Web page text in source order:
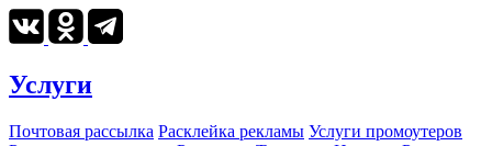
Услуги
Почтовая рассылка Расклейка рекламы Услуги промоутеров